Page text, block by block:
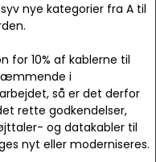
nye kategorier fra A til
for 10% af kablerne til
i
så er det derfor
rette godkendelser,
og datakabler til
nyt eller moderniseres.